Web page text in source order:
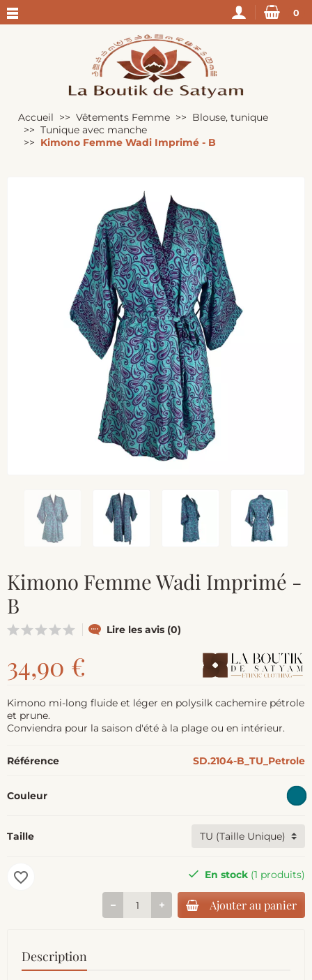
0
Accueil Vêtements Femme
Blouse, tunique
Tunique avec manche
Kimono Femme Wadi Imprimé - B
Kimono Femme Wadi Imprimé -
B
Lire les avis (0)
34,90 €
Kimono mi-long fluide et léger en polysilk cachemire pétrole
et prune.
Conviendra pour la saison d'été à la plage ou en intérieur.
Référence SD.2104-B_TU_Petrole
Couleur
Taille
En stock (1 produits)
Ajouter au panier
favorite_border
Description